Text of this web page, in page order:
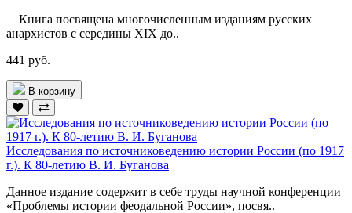
Книга посвящена многочисленным изданиям русских
анархистов с середины XIX до..
441 руб.
В корзину
Исследования по источниковедению истории России (по 1917
г.). К 80-летию В. И. Буганова
Данное издание содержит в себе труды научной конференции
«Проблемы истории феодальной России», посвя..